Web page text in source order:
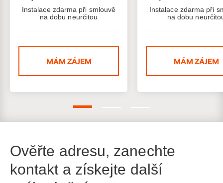
Instalace zdarma při smlouvě
na dobu neurčitou
MÁM ZÁJEM
Instalace zdarma při
na dobu
MÁM ZÁJEM
Ověřte adresu, zanechte
kontakt a získejte další